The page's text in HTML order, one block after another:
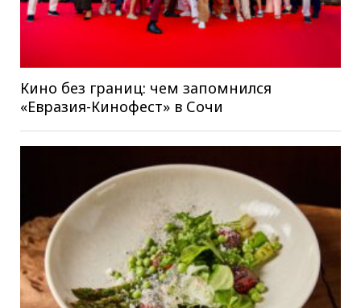
Кино без границ: чем запомнился
«Евразия-Кинофест» в Сочи